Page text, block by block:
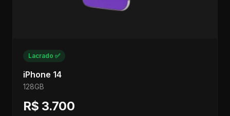
Lacrado ✅
iPhone 14
128GB
R$ 3.700